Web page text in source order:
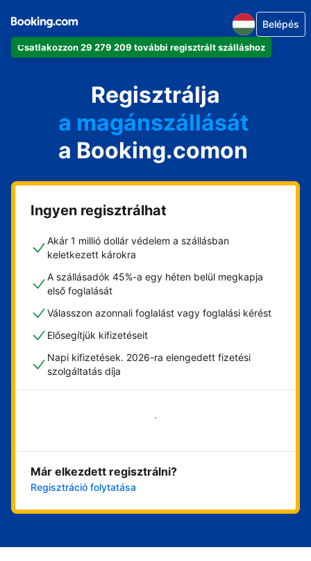
Csatlakozzon 29 279 209 további regisztrált szálláshoz
Belépés
Regisztrálja
az apartmanját
a szállodáját
a magánszállását
a vendégházát
a házát
a Booking.comon
Ingyen regisztrálhat
Akár 1 millió dollár védelem a szállásban
keletkezett károkra
A szállásadók 45%-a egy héten belül megkapja
első foglalását
Válasszon azonnali foglalást vagy foglalási kérést
Elősegítjük kifizetéseit
Napi kifizetések. 2026-ra elengedett fizetési
szolgáltatás díja
Vágjon bele most
Már elkezdett regisztrálni?
Regisztráció folytatása